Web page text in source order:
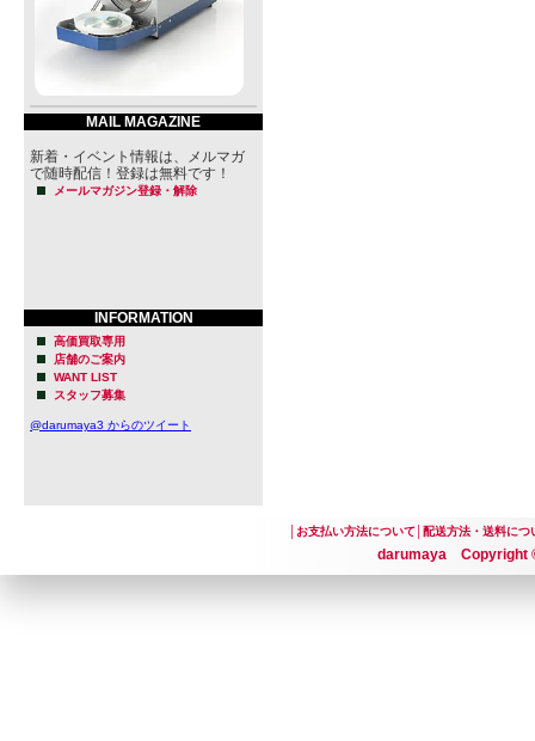
MAIL MAGAZINE
新着・イベント情報は、メルマガ
で随時配信！登録は無料です！
メールマガジン登録・解除
INFORMATION
高価買取専用
店舗のご案内
WANT LIST
スタッフ募集
@darumaya3 からのツイート
お支払い方法について│ 配送方法・送料につ
darumaya Copyright